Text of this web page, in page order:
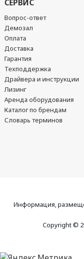
СЕРВИС
Вопрос-ответ
Демозал
Оплата
Доставка
Гарантия
Техподдержка
Драйвера и инструкции
Лизинг
Аренда оборудования
Каталог по брендам
Словарь терминов
Информация,
Copyright ©